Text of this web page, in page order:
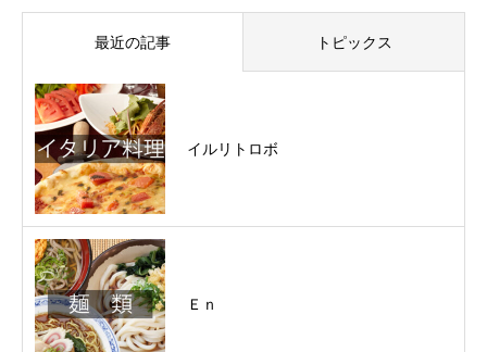
最近の記事 トピックス
イルリトロボ
Ｅｎ